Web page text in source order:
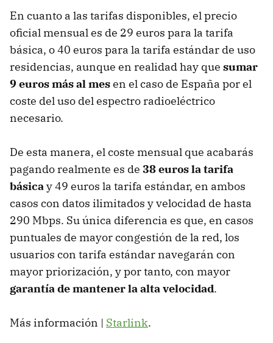
En cuanto a las tarifas disponibles, el precio
oficial mensual es de 29 euros para la tarifa
básica, o 40 euros para la tarifa estándar de uso
residencias, aunque en realidad hay que sumar
9 euros más al mesen el caso de España por el
coste del uso del espectro radioeléctrico
necesario.
De esta manera, el coste mensual que acabarás
pagando realmente es de 38 euros la tarifa
básicay 49 euros la tarifa estándar, en ambos
casos con datos ilimitados y velocidad de hasta
290 Mbps. Su única diferencia es que, en casos
puntuales de mayor congestión de la red, los
usuarios con tarifa estándar navegarán con
mayor priorización, y por tanto, con mayor
garantía de mantener la alta velocidad.
Más información | Starlink.